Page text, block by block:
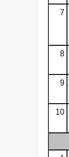
7
8
9
10